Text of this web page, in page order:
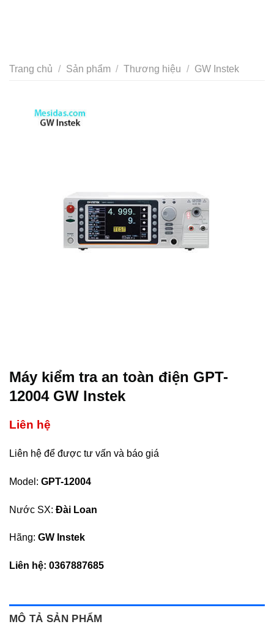
Trang chủ / Sản phẩm / Thương hiệu / GW Instek
Máy kiểm tra an toàn điện GPT-
12004 GW Instek
Liên hệ
Liên hệ để được tư vấn và báo giá
Model: GPT-12004
Nước SX: Đài Loan
Hãng: GW Instek
Liên hệ: 0367887685
MÔ TẢ SẢN PHẨM